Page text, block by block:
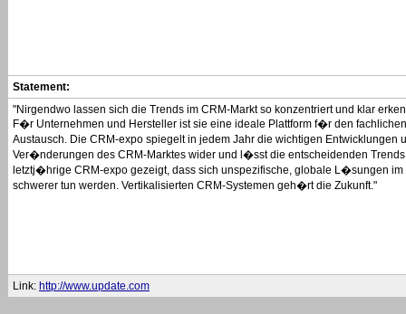
Statement:
"Nirgendwo lassen sich die Trends im CRM-Markt so konzentriert und klar
F�r Unternehmen und Hersteller ist sie eine ideale Plattform f�r den
Austausch. Die CRM-expo spiegelt in jedem Jahr die wichtigen
Ver�nderungen des CRM-Marktes wider und l�sst die entscheidenden
letztj�hrige CRM-expo gezeigt, dass sich unspezifische, globale L�sungen im
schwerer tun werden. Vertikalisierten CRM-Systemen geh�rt die Zukunft."
Link: http://www.update.com